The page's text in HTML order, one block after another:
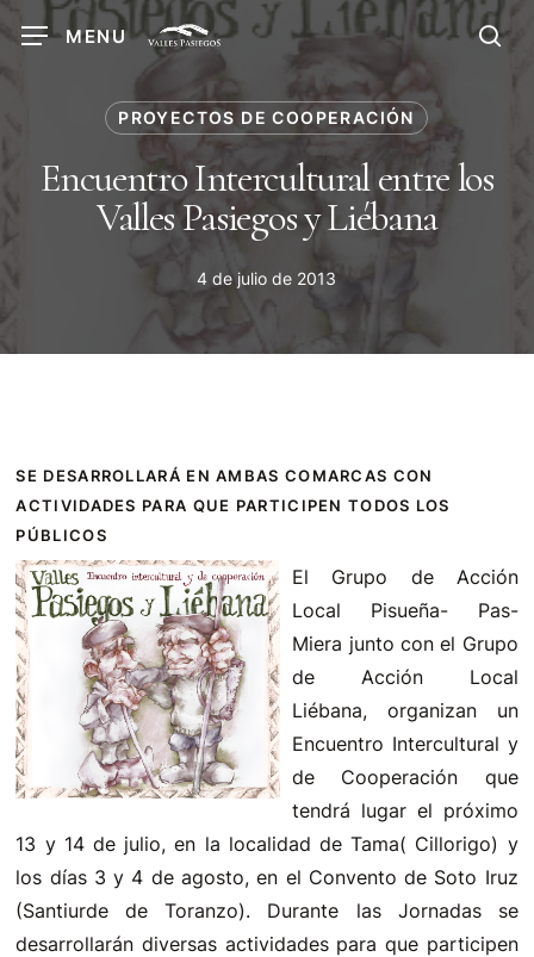
MENU
PROYECTOS DE COOPERACIÓN
Encuentro Intercultural entre los
Valles Pasiegos y Liébana
4 de julio de 2013
SE DESARROLLARÁ EN AMBAS COMARCAS CON
ACTIVIDADES PARA QUE PARTICIPEN TODOS LOS
PÚBLICOS
El Grupo de Acción
Local Pisueña- Pas-
Miera junto con el Grupo
de Acción Local
Liébana, organizan un
Encuentro Intercultural y
de Cooperación que
tendrá lugar el próximo
13 y 14 de julio, en la localidad de Tama( Cillorigo) y
los días 3 y 4 de agosto, en el Convento de Soto Iruz
(Santiurde de Toranzo). Durante las Jornadas se
desarrollarán diversas actividades para que participen